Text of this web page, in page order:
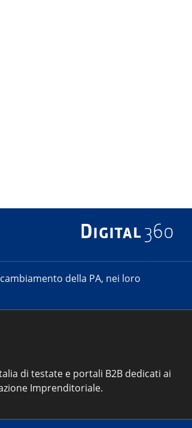
della PA, nei loro
di testate e portali B2B dedicati ai
Imprenditoriale.